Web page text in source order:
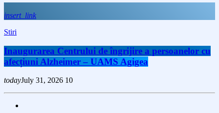
insert_link
Stiri
Inaugurarea Centrului de îngrijire a persoanelor cu
afecțiuni Alzheimer – UAMS Agigea
todayJuly 31, 2026 10